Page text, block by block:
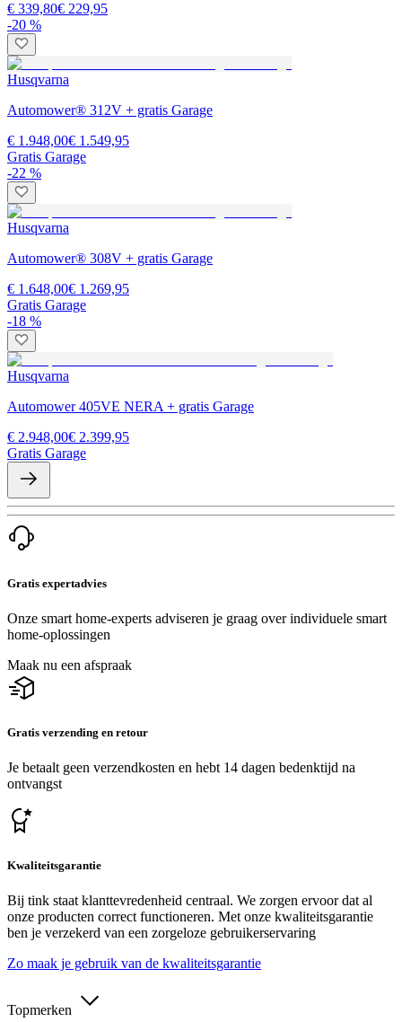
€ 339,80€ 229,95
-20 %
Husqvarna
Automower® 312V + gratis Garage
€ 1.948,00€ 1.549,95
Gratis Garage
-22 %
Husqvarna
Automower® 308V + gratis Garage
€ 1.648,00€ 1.269,95
Gratis Garage
-18 %
Husqvarna
Automower 405VE NERA + gratis Garage
€ 2.948,00€ 2.399,95
Gratis Garage
Gratis expertadvies
Onze smart home-experts adviseren je graag over individuele smart
home-oplossingen
Maak nu een afspraak
Gratis verzending en retour
Je betaalt geen verzendkosten en hebt 14 dagen bedenktijd na
ontvangst
Kwaliteitsgarantie
Bij tink staat klanttevredenheid centraal. We zorgen ervoor dat al
onze producten correct functioneren. Met onze kwaliteitsgarantie
ben je verzekerd van een zorgeloze gebruikerservaring
Zo maak je gebruik van de kwaliteitsgarantie
Topmerken